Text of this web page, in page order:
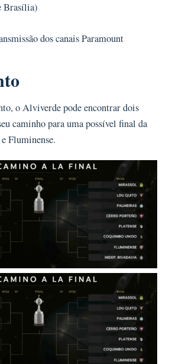
Brasília)
dos canais Paramount
o Alviverde pode encontrar dois
caminho para uma possível final da
Fluminense.